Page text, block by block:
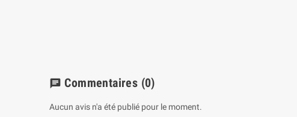
chat Commentaires (0)
Aucun avis n'a été publié pour le moment.